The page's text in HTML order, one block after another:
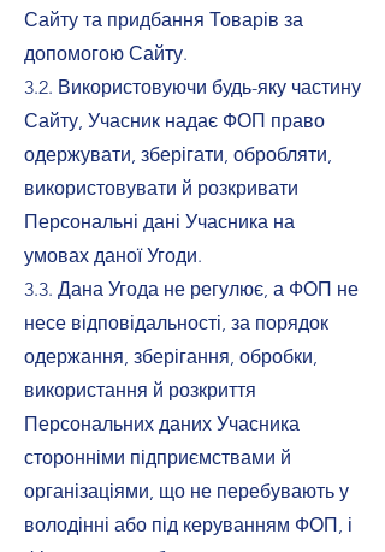
Сайту та придбання Товарів за
допомогою Сайту.
3.2. Використовуючи будь-яку частину
Сайту, Учасник надає ФОП право
одержувати, зберігати, обробляти,
використовувати й розкривати
Персональні дані Учасника на
умовах даної Угоди.
3.3. Дана Угода не регулює, а ФОП не
несе відповідальності, за порядок
одержання, зберігання, обробки,
використання й розкриття
Персональних даних Учасника
сторонніми підприємствами й
організаціями, що не перебувають у
володінні або під керуванням ФОП, і